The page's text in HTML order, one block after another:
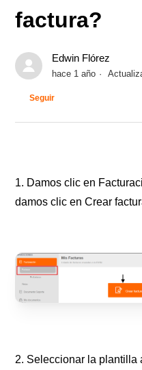
factura?
Edwin Flórez
hace 1 año
Seguir
1. Damos clic en
damos clic en Crear
2. Seleccionar la plantilla